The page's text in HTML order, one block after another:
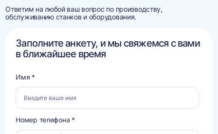
Ответим на любой ваш вопрос по производству,
обслуживанию станков и оборудования.
Заполните анкету, и мы свяжемся с вами
в ближайшее время
Имя *
Номер телефона *